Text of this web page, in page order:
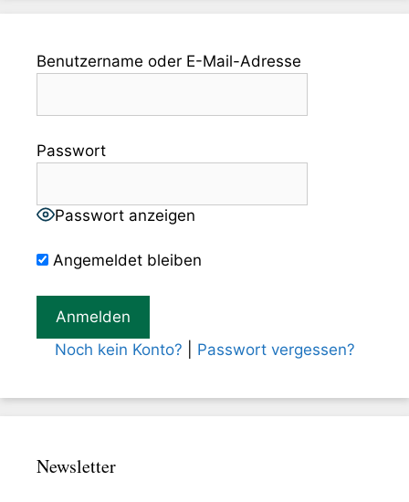
Benutzername oder E-Mail-Adresse
Passwort
Passwort anzeigen
Angemeldet bleiben
Noch kein Konto? Passwort vergessen?
Newsletter